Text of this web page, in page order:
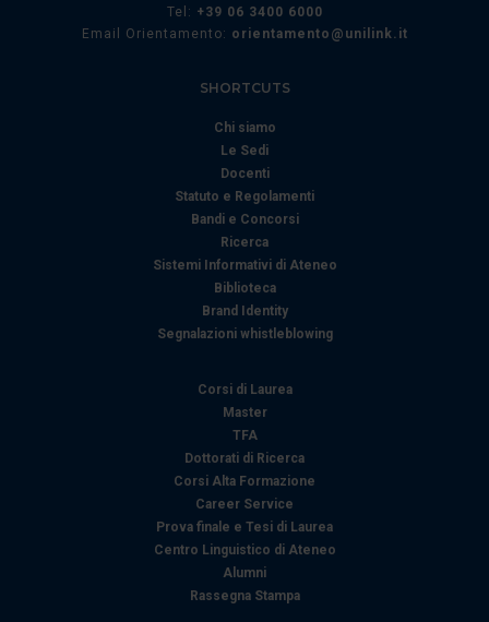
nostri partner che si occupano di analisi dei dati web,
Tel: +39 06 3400 6000
Email Orientamento: orientamento@unilink.it
SHORTCUTS
Chi siamo
Le Sedi
Docenti
Statuto e Regolamenti
Bandi e Concorsi
Ricerca
Sistemi Informativi di Ateneo
Biblioteca
Brand Identity
Segnalazioni whistleblowing
Corsi di Laurea
Master
TFA
Dottorati di Ricerca
Corsi Alta Formazione
Career Service
Prova finale e Tesi di Laurea
Centro Linguistico di Ateneo
Alumni
Rassegna Stampa